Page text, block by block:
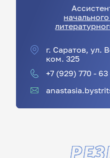
г. Саратов, ул.
ком. 325
+7 (929) 770 - 63